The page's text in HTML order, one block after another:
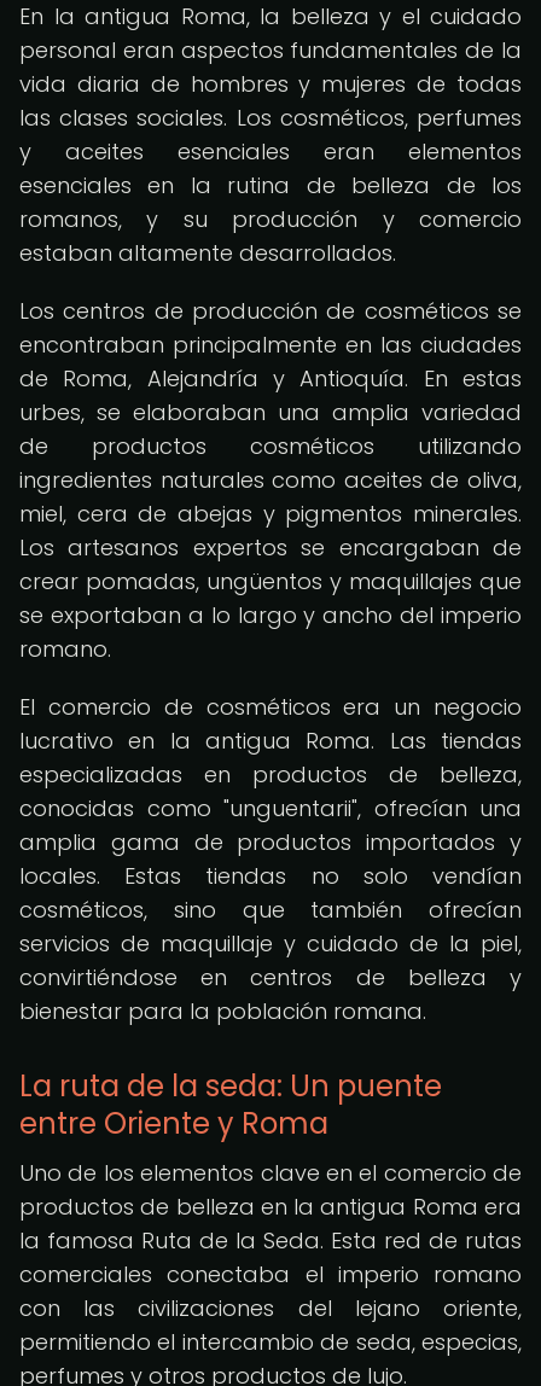
En la antigua Roma, la belleza y el cuidado
personal eran aspectos fundamentales de la
vida diaria de hombres y mujeres de todas
las clases sociales. Los cosméticos, perfumes
y aceites esenciales eran elementos
esenciales en la rutina de belleza de los
romanos, y su producción y comercio
estaban altamente desarrollados.
Los centros de producción de cosméticos se
encontraban principalmente en las ciudades
de Roma, Alejandría y Antioquía. En estas
urbes, se elaboraban una amplia variedad
de productos cosméticos utilizando
ingredientes naturales como aceites de oliva,
miel, cera de abejas y pigmentos minerales.
Los artesanos expertos se encargaban de
crear pomadas, ungüentos y maquillajes que
se exportaban a lo largo y ancho del imperio
romano.
El comercio de cosméticos era un negocio
lucrativo en la antigua Roma. Las tiendas
especializadas en productos de belleza,
conocidas como "unguentarii", ofrecían una
amplia gama de productos importados y
locales. Estas tiendas no solo vendían
cosméticos, sino que también ofrecían
servicios de maquillaje y cuidado de la piel,
convirtiéndose en centros de belleza y
bienestar para la población romana.
La ruta de la seda: Un puente
entre Oriente y Roma
Uno de los elementos clave en el comercio de
productos de belleza en la antigua Roma era
la famosa Ruta de la Seda. Esta red de rutas
comerciales conectaba el imperio romano
con las civilizaciones del lejano oriente,
permitiendo el intercambio de seda, especias,
perfumes y otros productos de lujo.